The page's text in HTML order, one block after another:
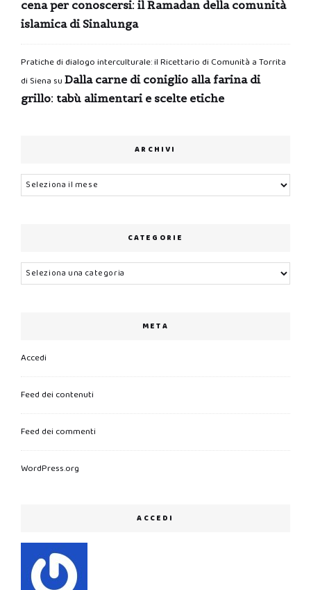
cena per conoscersi: il Ramadan della comunità
islamica di Sinalunga
Pratiche di dialogo interculturale: il Ricettario di Comunità a Torrita
di Siena su Dalla carne di coniglio alla farina di
grillo: tabù alimentari e scelte etiche
ARCHIVI
Archivi
CATEGORIE
Categorie
META
Accedi
Feed dei contenuti
Feed dei commenti
WordPress.org
ACCEDI